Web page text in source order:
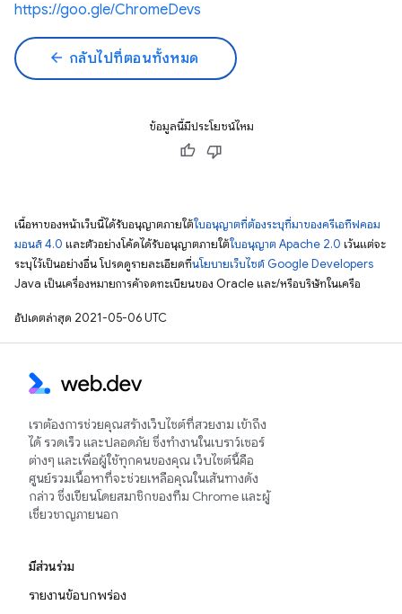
https://goo.gle/ChromeDevs
arrow_back กลับไปที่ตอนทั้งหมด
ข้อมูลนี้มีประโยชน์ไหม
เนื้อหาของหน้าเว็บนี้ได้รับอนุญาตภายใต้ใบอนุญาตที่ต้องระบุที่มาของครีเอทีฟคอม
มอนส์ 4.0 และตัวอย่างโค้ดได้รับอนุญาตภายใต้ใบอนุญาต Apache 2.0 เว้นแต่จะ
ระบุไว้เป็นอย่างอื่น โปรดดูรายละเอียดที่นโยบายเว็บไซต์ Google Developers
Java เป็นเครื่องหมายการค้าจดทะเบียนของ Oracle และ/หรือบริษัทในเครือ
อัปเดตล่าสุด 2021-05-06 UTC
เราต้องการช่วยคุณสร้างเว็บไซต์ที่สวยงาม เข้าถึง
ได้ รวดเร็ว และปลอดภัย ซึ่งทำงานในเบราว์เซอร์
ต่างๆ และเพื่อผู้ใช้ทุกคนของคุณ เว็บไซต์นี้คือ
ศูนย์รวมเนื้อหาที่จะช่วยเหลือคุณในเส้นทางดัง
กล่าว ซึ่งเขียนโดยสมาชิกของทีม Chrome และผู้
เชี่ยวชาญภายนอก
มีส่วนร่วม
รายงานข้อบกพร่อง